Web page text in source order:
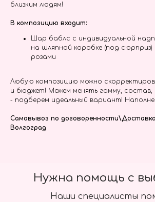
близким людям!
В композицию входит:
Шар баблс с индивидуальной
на шляпной коробке (под сюрприз)
розами
Любую композицию можно
и бюджет! Можем менять гамму,
- подберем идеальный вариант!
Самовывоз по
Волгоград
Наши специалисты
Нужна помощь с